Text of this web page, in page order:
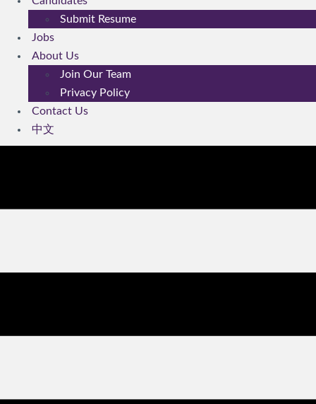
Submit Resume
Jobs
About Us
Join Our Team
Privacy Policy
Contact Us
中文